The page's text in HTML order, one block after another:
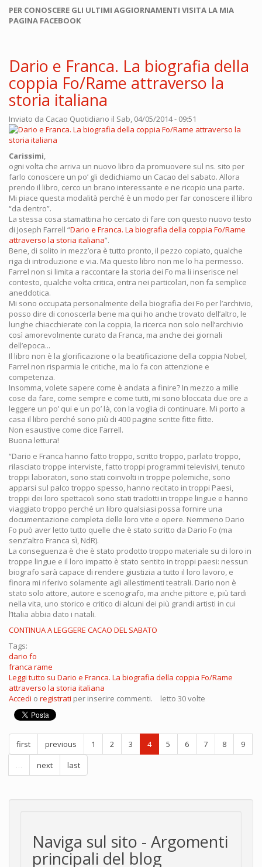
PER CONOSCERE GLI ULTIMI AGGIORNAMENTI VISITA LA MIA
PAGINA FACEBOOK
Dario e Franca. La biografia della
coppia Fo/Rame attraverso la
storia italiana
Inviato da Cacao Quotidiano il Sab, 04/05/2014 - 09:51
Carissimi,
ogni volta che arriva un nuovo libro da promuovere sul ns. sito per
farlo conoscere un po’ gli dedichiamo un Cacao del sabato. Allora
prendo il libro, cerco un brano interessante e ne ricopio una parte.
Mi piace questa modalità perché è un modo per far conoscere il libro
“da dentro”.
La stessa cosa stamattina ho cercato di fare con questo nuovo testo
di Joseph Farrell “Dario e Franca. La biografia della coppia Fo/Rame
attraverso la storia italiana”.
Bene, di solito in mezz’ora è tutto pronto, il pezzo copiato, qualche
riga di introduzione e via. Ma questo libro non me lo ha permesso.
Farrel non si limita a raccontare la storia dei Fo ma li inserisce nel
contesto, qualche volta critica, entra nei particolari, non fa semplice
aneddotica.
Mi sono occupata personalmente della biografia dei Fo per l’archivio,
posso dire di conoscerla bene ma qui ho anche trovato dell’altro, le
lunghe chiacchierate con la coppia, la ricerca non solo nell’archivio
così amorevolmente curato da Franca, ma anche dei giornali
dell’epoca...
Il libro non è la glorificazione o la beatificazione della coppia Nobel,
Farrel non risparmia le critiche, ma lo fa con attenzione e
competenza.
Insomma, volete sapere come è andata a finire? In mezzo a mille
cose da fare, come sempre e come tutti, mi sono bloccata due ore a
leggere un po’ qui e un po’ là, con la voglia di continuare. Mi porto a
casa il libro perché sono più di 400 pagine scritte fitte fitte.
Non esaustive come dice Farrell.
Buona lettura!
“Dario e Franca hanno fatto troppo, scritto troppo, parlato troppo,
rilasciato troppe interviste, fatto troppi programmi televisivi, tenuto
troppi laboratori, sono stati coinvolti in troppe polemiche, sono
apparsi sul palco troppo spesso, hanno recitato in troppi Paesi,
troppi dei loro spettacoli sono stati tradotti in troppe lingue e hanno
viaggiato troppo perché un libro qualsiasi possa fornire una
documentazione completa delle loro vite e opere. Nemmeno Dario
Fo può aver letto tutto quelle che è stato scritto da Dario Fo (ma
senz’altro Franca sì, NdR).
La conseguenza è che è stato prodotto troppo materiale su di loro in
troppe lingue e il loro impatto è stato sentito in troppi paesi: nessun
biografo sarà capace di rendere giustizia a tutto il loro lavoro, e
finora mi riferivo solamente agli allestimenti teatrali. Dario non è
stato solo attore, autore e scenografo, ma anche pittore e, più tardi
nella vita, uno storico e critico di alcuni dei più grandi artisti in cui
l’Italia abbia dato i natali.
CONTINUA A LEGGERE CACAO DEL SABATO
Tags:
dario fo
franca rame
Leggi tutto su Dario e Franca. La biografia della coppia Fo/Rame
attraverso la storia italiana
Accedi o registrati per inserire commenti. letto 30 volte
first previous 1 2 3 4 5 6 7 8
9
…
next last
Naviga sul sito - Argomenti
principali del blog